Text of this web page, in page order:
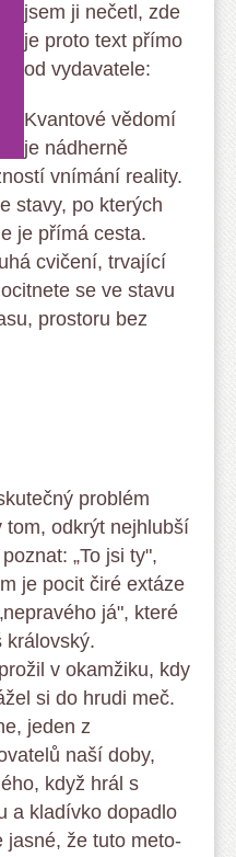
jsem ji nečetl, zde
je proto text přímo
od vydavatele:
Kvantové vědomí
je nádherně
vnímání reality.
stavy, po kterých
je přímá cesta.
cvičení, trvající
se ve stavu
prostoru bez
problém
odkrýt nejhlubší
„To jsi ty",
je pocit čiré extáze
já", které
královský.
v okamžiku, kdy
si do hrudi meč.
jeden z
naší doby,
když hrál s
a kla­­­dívko dopadlo
jasné, že tuto meto­